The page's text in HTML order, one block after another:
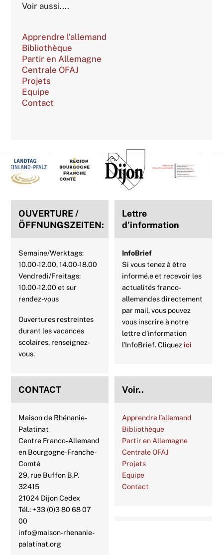
Voir aussi....
Apprendre l’allemand
Bibliothèque
Partir en Allemagne
Centrale OFAJ
Projets
Equipe
Contact
Back
To
Top
OUVERTURE /
ÖFFNUNGSZEITEN:
Semaine/Werktags:
10.00-12.00, 14.00-18.00
Vendredi/Freitags:
10.00-12.00 et sur
rendez-vous
Ouvertures restreintes
durant les vacances
scolaires, renseignez-
vous.
Lettre
d’information
InfoBrief
Si vous tenez à être
informé.e et recevoir les
actualités franco-
allemandes directement
par mail, vous pouvez
vous inscrire à notre
lettre d’information
l’InfoBrief. Cliquezici
CONTACT
Maison de Rhénanie-
Palatinat
Centre Franco-Allemand
en Bourgogne-Franche-
Comté
29, rue Buffon B.P.
32415
21024 Dijon Cedex
Tél.: +33 (0)3 80 68 07
00
info@maison-rhenanie-
palatinat.org
Voir..
Apprendre l’allemand
Bibliothèque
Partir en Allemagne
Centrale OFAJ
Projets
Equipe
Contact